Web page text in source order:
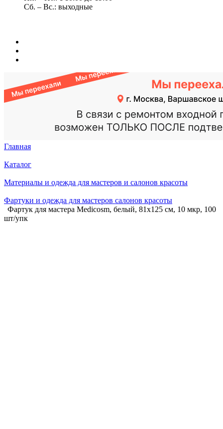
Сб. – Вс.: выходные
Главная
Каталог
Материалы и одежда для мастеров и салонов красоты
Фартуки и одежда для мастеров салонов красоты
Фартук для мастера Medicosm, белый, 81х125 см, 10 мкр, 100
шт/упк